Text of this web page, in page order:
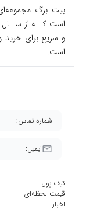
بیت برگ
است کــه از ســال ۱۳۹۷ بــا هــدف فراهم آوردن
و سریع برای خرید
است.
ایمیل:
شماره تماس:
کیف پول
قیمت لحظه‌ای
اخبار